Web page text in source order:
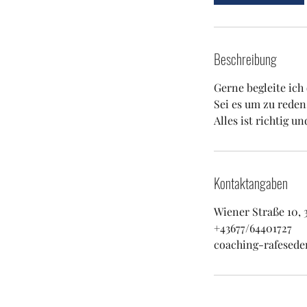
Beschreibung
Gerne begleite
Sei es um zu
Alles ist richtig
Kontaktangaben
Wiener Straße 10,
+43677/64401727
coaching-